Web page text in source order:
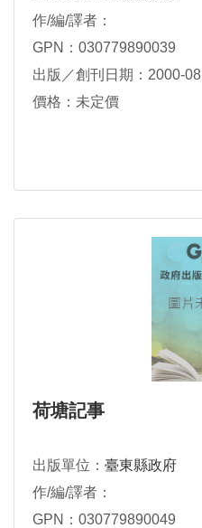
作/編/譯者：
GPN：030779890039
出版／創刊日期：2000-08
價格：未定價
荷塘記事
出版單位： 臺東縣政府
作/編/譯者：
GPN：030779890049